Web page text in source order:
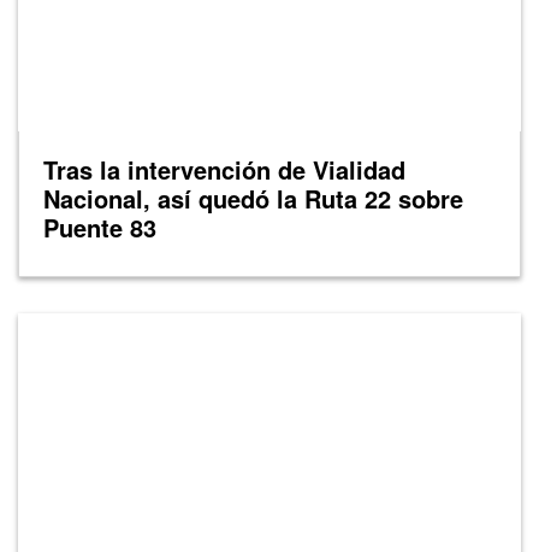
Tras la intervención de Vialidad
Nacional, así quedó la Ruta 22 sobre
Puente 83